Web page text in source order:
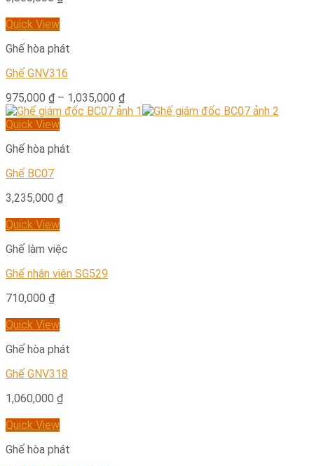
Quick View
Ghế hòa phát
Ghế GNV316
975,000 ₫ – 1,035,000 ₫
Quick View
Ghế hòa phát
Ghế BC07
3,235,000 ₫
Quick View
Ghế làm việc
Ghế nhân viên SG529
710,000 ₫
Quick View
Ghế hòa phát
Ghế GNV318
1,060,000 ₫
Quick View
Ghế hòa phát